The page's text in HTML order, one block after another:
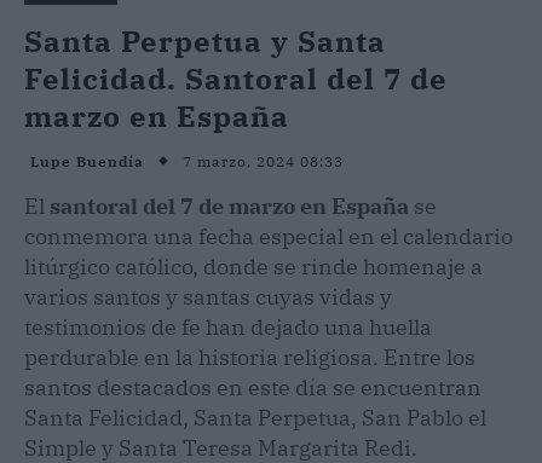
Santa Perpetua y Santa
Felicidad. Santoral del 7 de
marzo en España
Lupe Buendía 7 marzo, 2024 08:33
El santoral del 7 de marzo en España se
conmemora una fecha especial en el calendario
litúrgico católico, donde se rinde homenaje a
varios santos y santas cuyas vidas y
testimonios de fe han dejado una huella
perdurable en la historia religiosa. Entre los
santos destacados en este día se encuentran
Santa Felicidad, Santa Perpetua, San Pablo el
Simple y Santa Teresa Margarita Redi.